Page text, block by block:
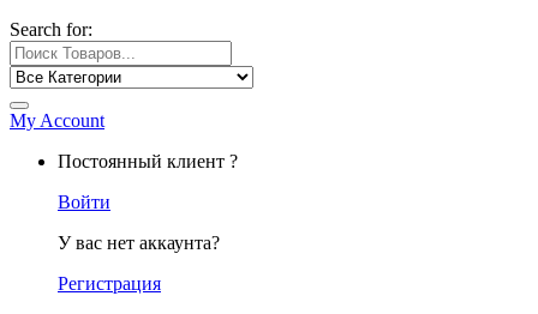
Search for:
My Account
Постоянный клиент ?
Войти
У вас нет аккаунта?
Регистрация